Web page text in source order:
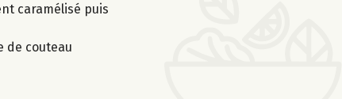
caramélisé puis
de couteau